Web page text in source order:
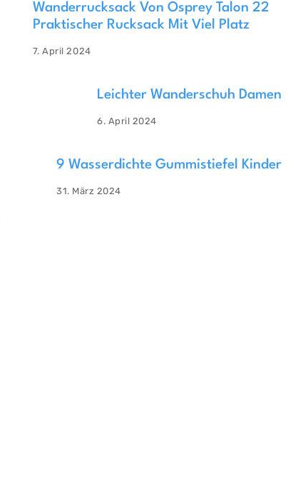
Wanderrucksack Von Osprey Talon 22
Praktischer Rucksack Mit Viel Platz
7. April 2024
Leichter Wanderschuh Damen
6. April 2024
9 Wasserdichte Gummistiefel Kinder
31. März 2024